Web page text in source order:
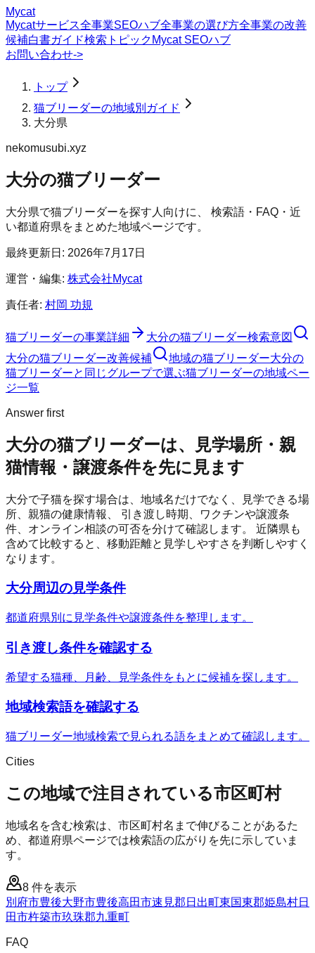
Mycat
Mycatサービス全事業SEOハブ全事業の選び方全事業の改善
候補白書ガイド検索トピック Mycat SEOハブ
お問い合わせ->
トップ
猫ブリーダーの地域別ガイド
大分県
nekomusubi.xyz
大分の猫ブリーダー
大分県で猫ブリーダーを探す人向けに、 検索語・FAQ・近
い都道府県をまとめた地域ページです。
最終更新日: 2026年7月17日
運営・編集: 株式会社Mycat
責任者: 村岡 功規
猫ブリーダーの事業詳細
大分の猫ブリーダー検索意図
大分の猫ブリーダー改善候補
地域の猫ブリーダー大分の
猫ブリーダーと同じグループで選ぶ猫ブリーダーの地域ペー
ジ一覧
Answer first
大分の猫ブリーダーは、見学場所・親
猫情報・譲渡条件を先に見ます
大分で子猫を探す場合は、地域名だけでなく、見学できる場
所、親猫の健康情報、 引き渡し時期、ワクチンや譲渡条
件、オンライン相談の可否を分けて確認します。 近隣県も
含めて比較すると、移動距離と見学しやすさを判断しやすく
なります。
大分周辺の見学条件
都道府県別に見学条件や譲渡条件を整理します。
引き渡し条件を確認する
希望する猫種、月齢、見学条件をもとに候補を探します。
地域検索語を確認する
猫ブリーダー地域検索で見られる語をまとめて確認します。
Cities
この地域で注目されている市区町村
地域名を含む検索は、市区町村名まで伸びることがあるた
め、都道府県ページでは検索語の広がりを先に示していま
す。
8 件を表示
別府市豊後大野市豊後高田市速見郡日出町東国東郡姫島村日
田市杵築市玖珠郡九重町
FAQ